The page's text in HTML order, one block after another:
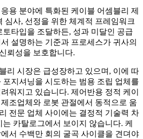
용 분야에 특화된 케이블 어셈블리 제
심사, 선정을 위한 체계적 프레임워크
토타입을 조달하든, 성과 미달인 공급
설명하는 기준과 프로세스가 귀사의
뢰성을 보호합니다.
리 시장은 급성장하고 있으며, 이에 따
포지셔닝을 시도하는 범용 조립 업체를
워지고 있습니다. 제어반용 정적 케이
조업체와 로봇 관절에서 동적으로 움
전문 업체 사이에는 결정적 기술력 차
카탈로그에서 보이지 않습니다. 케
서 수백만 회의 굴곡 사이클을 견뎌야